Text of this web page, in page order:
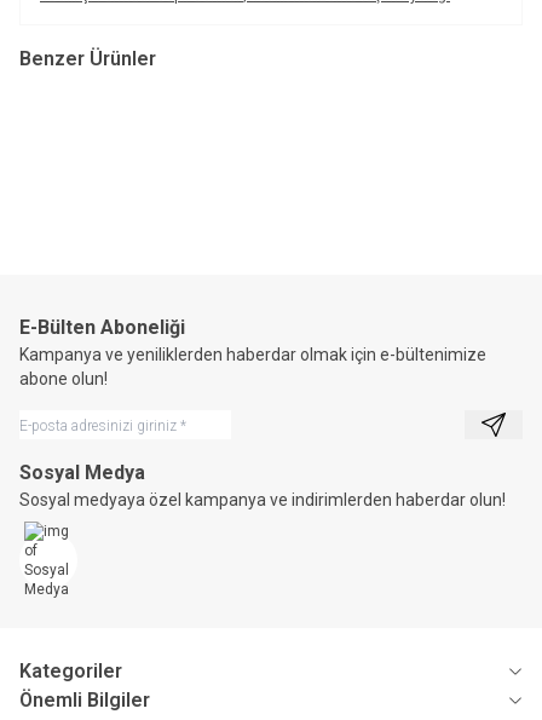
Benzer Ürünler
E-Bülten Aboneliği
Kampanya ve yeniliklerden haberdar olmak için e-bültenimize
abone olun!
Kayıt
Sosyal Medya
Sosyal medyaya özel kampanya ve indirimlerden haberdar olun!
Kategoriler
Önemli Bilgiler